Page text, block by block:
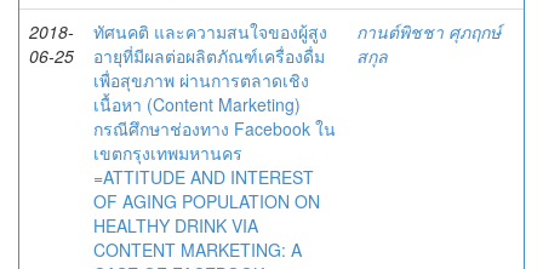
2018-
06-25
ทัศนคติ และความสนใจของผู้สูง
อายุที่มีผลต่อผลิตภัณฑ์เครื่องดื่ม
เพื่อสุขภาพ ผ่านการตลาดเชิง
เนื้อหา (Content Marketing)
กรณีศึกษาช่องทาง Facebook ใน
เขตกรุงเทพมหานคร
=ATTITUDE AND INTEREST
OF AGING POPULATION ON
HEALTHY DRINK VIA
CONTENT MARKETING: A
กานต์พิชชา ศุภฤกษ์
สกุล